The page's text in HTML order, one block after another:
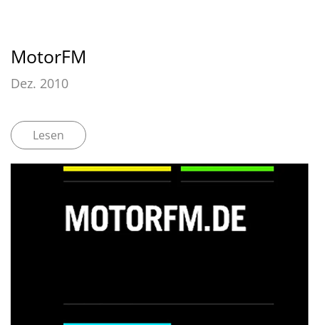
MotorFM
Dez. 2010
Lesen